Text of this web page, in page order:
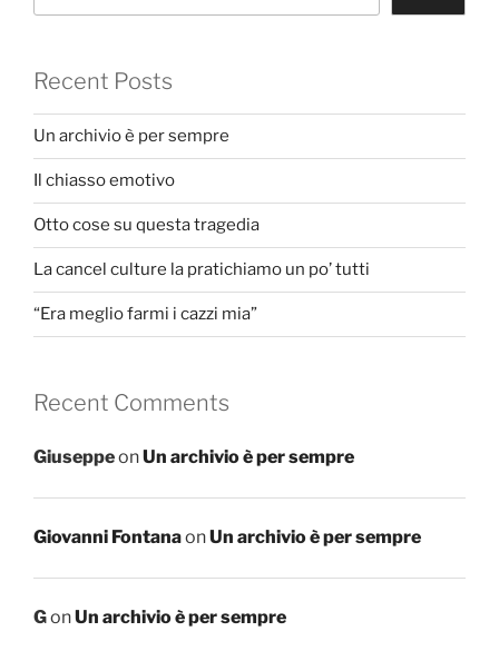
Recent Posts
Un archivio è per sempre
Il chiasso emotivo
Otto cose su questa tragedia
La cancel culture la pratichiamo un po’ tutti
“Era meglio farmi i cazzi mia”
Recent Comments
GiuseppeonUn archivio è per sempre
Giovanni FontanaonUn archivio è per sempre
GonUn archivio è per sempre